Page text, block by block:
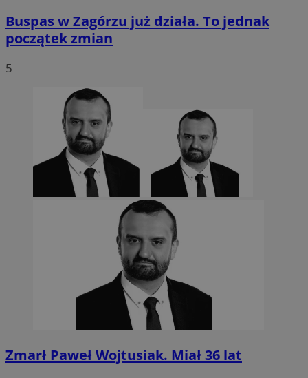
Buspas w Zagórzu już działa. To jednak
początek zmian
5
Zmarł Paweł Wojtusiak. Miał 36 lat
CookieScriptConsent